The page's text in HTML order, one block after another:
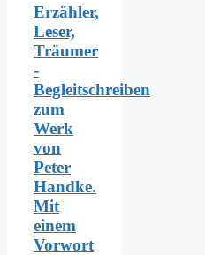
Erzähler,
Leser,
Träumer
-
Begleitschreiben
zum
Werk
von
Peter
Handke.
Mit
einem
Vorwort